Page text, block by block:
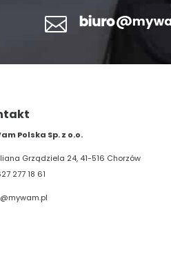

Polska Sp. z o.o.
Grządziela 24, 41-516 Chorzów
277 18 61